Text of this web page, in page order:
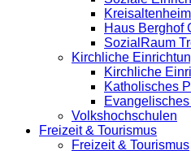
Haus Berghof
SozialRaum
Kirchliche
Kirchliche
Katholisches
Volkshochschulen
Freizeit & Tourismus
Freizeit & Tourismus